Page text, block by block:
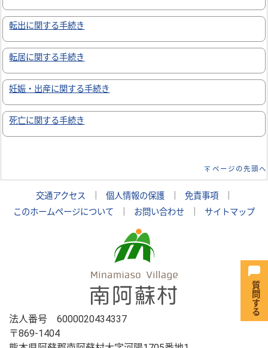
転出に関する手続き
転居に関する手続き
妊娠・出産に関する手続き
死亡に関する手続き
ページの先頭へ
交通アクセス 個人情報の保護 免責事項
このホームページについて
お問い合わせ サイトマップ
法人番号 6000020434337
〒869-1404